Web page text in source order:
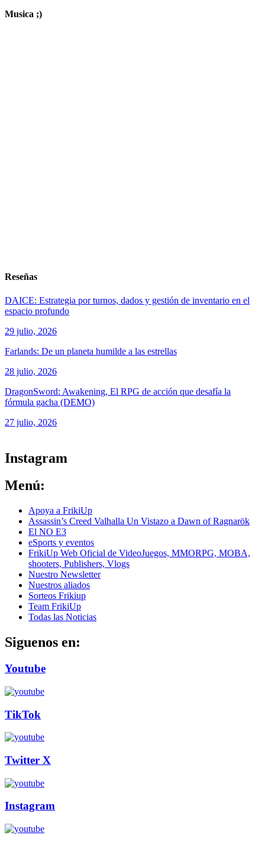
Musica ;)
Reseñas
DAICE: Estrategia por turnos, dados y gestión de inventario en el
espacio profundo
29 julio, 2026
Farlands: De un planeta humilde a las estrellas
28 julio, 2026
DragonSword: Awakening, El RPG de acción que desafía la
fórmula gacha (DEMO)
27 julio, 2026
Instagram
Menú:
Apoya a FrikiUp
Assassin’s Creed Valhalla Un Vistazo a Dawn of Ragnarök
El NO E3
eSports y eventos
FrikiUp Web Oficial de VideoJuegos, MMORPG, MOBA,
shooters, Publishers, Vlogs
Nuestro Newsletter
Nuestros aliados
Sorteos Frikiup
Team FrikiUp
Todas las Noticias
Siguenos en:
Youtube
TikTok
Twitter X
Instagram